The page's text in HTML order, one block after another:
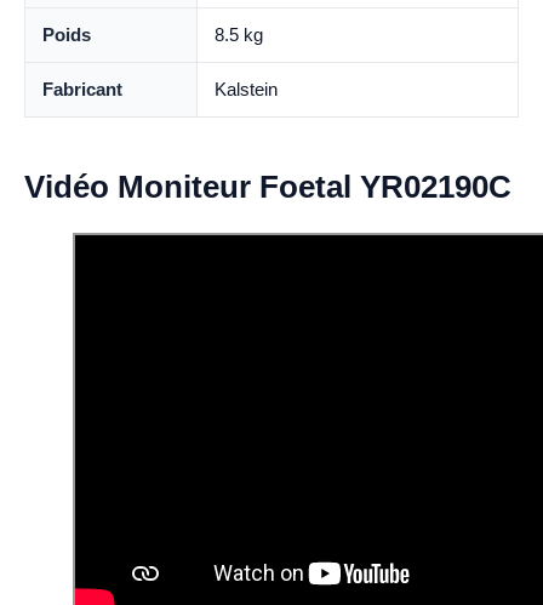
Poids 8.5 kg
Fabricant Kalstein
Vidéo Moniteur Foetal YR02190C